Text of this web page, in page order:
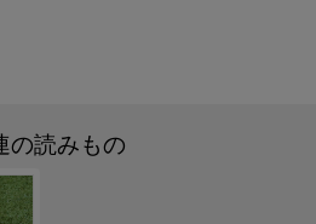
の読みもの